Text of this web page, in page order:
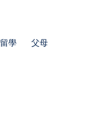
留學 父母